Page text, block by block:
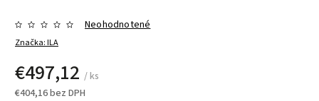
Značka:ILA
Neohodnotené
€497,12 / ks
€404,16 bez DPH